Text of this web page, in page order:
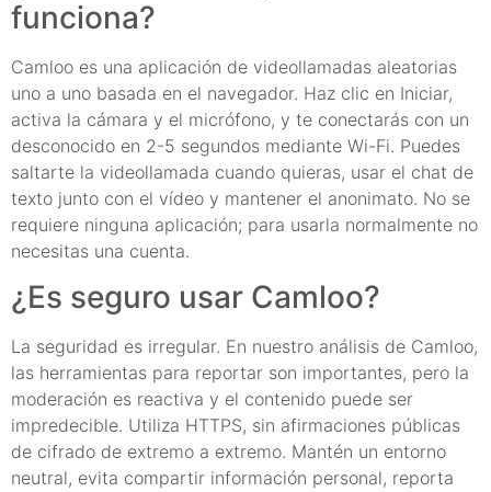
funciona?
Camloo es una aplicación de videollamadas aleatorias
uno a uno basada en el navegador. Haz clic en Iniciar,
activa la cámara y el micrófono, y te conectarás con un
desconocido en 2-5 segundos mediante Wi-Fi. Puedes
saltarte la videollamada cuando quieras, usar el chat de
texto junto con el vídeo y mantener el anonimato. No se
requiere ninguna aplicación; para usarla normalmente no
necesitas una cuenta.
¿Es seguro usar Camloo?
La seguridad es irregular. En nuestro análisis de Camloo,
las herramientas para reportar son importantes, pero la
moderación es reactiva y el contenido puede ser
impredecible. Utiliza HTTPS, sin afirmaciones públicas
de cifrado de extremo a extremo. Mantén un entorno
neutral, evita compartir información personal, reporta